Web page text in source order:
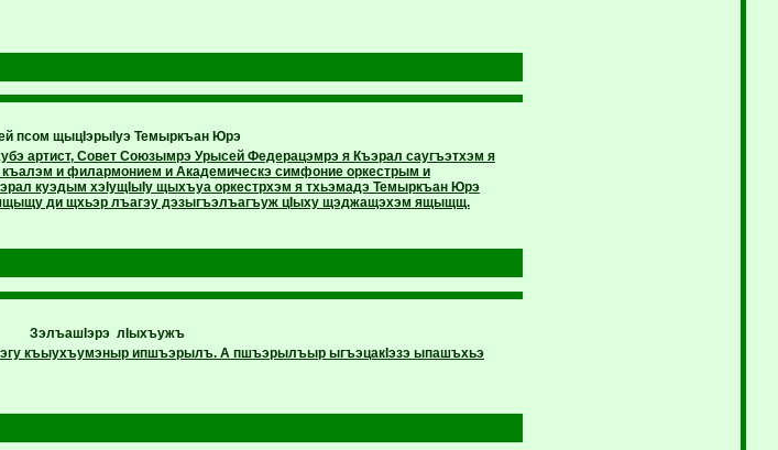
псом щыцIэрыIуэ Темыркъан Юрэ
артист, Совет Союзымрэ Урысей Федерацэмрэ я Къэрал саугъэтхэм я
къалэм и филармонием и Академическэ симфоние оркестрым и
куэдым хэIущIыIу щыхъуа оркестрхэм я тхьэмадэ Темыркъан Юрэ
ди щхьэр лъагэу дэзыгъэлъагъуж цIыху щэджащэхэм ящыщщ.
ЗэлъашIэрэ лIыхъужъ
къыухъумэныр ипшъэрылъ. А пшъэрылъыр ыгъэцакIэзэ ыпашъхьэ